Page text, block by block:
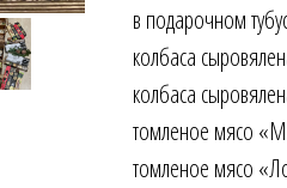
в подарочном
колбаса
колбаса
томленое мясо
томленое мясо